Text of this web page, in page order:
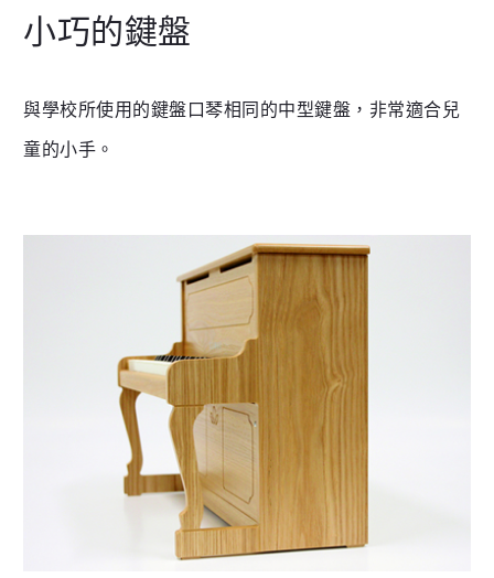
小巧的鍵盤
與學校所使用的鍵盤口琴相同的中型鍵盤，非常適合兒
童的小手。